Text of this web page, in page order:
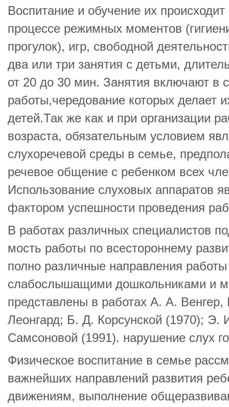
Воспитание и обучение их
процессе режимных моментов
прогулок), игр, свободной
два или три занятия с детьми,
от 20 до 30 мин. Занятия включают в
работы,чередование которых делает
детей.Так же как и при организации
возрас­та, обязательным условием
слухоречевой среды в семье,
речевое общение с ребенком всех
Использование слуховых аппаратов
фактором успешности проведения
В работах различных специалистов
мость работы по всестороннему
полно различные направления
слабослышащими дошкольниками и
представлены в работах А. А.
Леонгард; Б. Д. Корсунской (1970); Э.
Самсоновой (1991). нарушение слух
Физическое воспитание в семье
важнейших направлений развития
движениям, выполнение